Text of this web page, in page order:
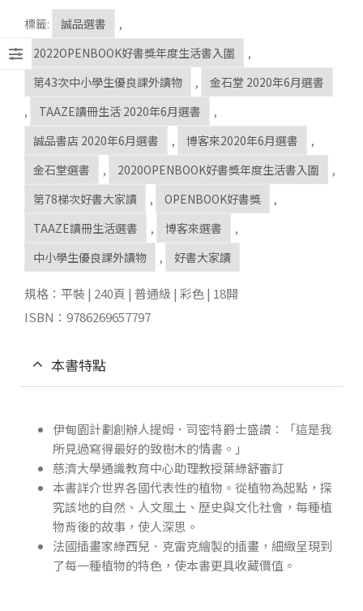
標籤:
誠品選書
,
2022OPENBOOK好書獎年度生活書入圍
,
第43次中小學生優良課外讀物
,
金石堂 2020年6月選書
,
TAAZE讀冊生活 2020年6月選書
,
誠品書店 2020年6月選書
, 博客來2020年6月選書
,
金石堂選書
, 2020OPENBOOK好書獎年度生活書入圍
,
第78梯次好書大家讀
, OPENBOOK好書獎
,
TAAZE讀冊生活選書
, 博客來選書
,
中小學生優良課外讀物
, 好書大家讀
規格：平裝 | 240頁 | 普通級 | 彩色 | 18開
ISBN：9786269657797
本書特點
伊甸園計劃創辦人提姆．司密特爵士盛讚：「這是我
所見過寫得最好的致樹木的情書。」
慈濟大學通識教育中心助理教授葉綠舒審訂
本書詳介世界各國代表性的植物。從植物為起點，探
究該地的自然、人文風土、歷史與文化社會，每種植
物背後的故事，使人深思。
法國插畫家綠西兒．克雷克繪製的插畫，細緻呈現到
了每一種植物的特色，使本書更具收藏價值。